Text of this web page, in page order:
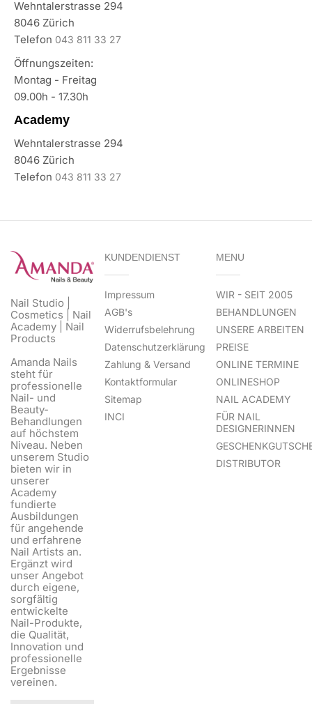
Wehntalerstrasse 294
8046 Zürich
Telefon 043 811 33 27
Öffnungszeiten:
Montag - Freitag
09.00h - 17.30h
Academy
Wehntalerstrasse 294
8046 Zürich
Telefon 043 811 33 27
Nail Studio |
Cosmetics | Nail
Academy | Nail
Products
Amanda Nails
steht für
professionelle
Nail- und
Beauty-
Behandlungen
auf höchstem
Niveau. Neben
unserem Studio
bieten wir in
unserer
Academy
fundierte
Ausbildungen
für angehende
und erfahrene
Nail Artists an.
Ergänzt wird
unser Angebot
durch eigene,
sorgfältig
entwickelte
Nail-Produkte,
die Qualität,
Innovation und
professionelle
Ergebnisse
vereinen.
KUNDENDIENST
Impressum
AGB's
Widerrufsbelehrung
Datenschutzerklärung
Zahlung & Versand
Kontaktformular
Sitemap
INCI
MENU
WIR - SEIT 2005
BEHANDLUNGEN
UNSERE ARBEITEN
PREISE
ONLINE TERMINE
ONLINESHOP
NAIL ACADEMY
FÜR NAIL
DESIGNERINNEN
DISTRIBUTOR